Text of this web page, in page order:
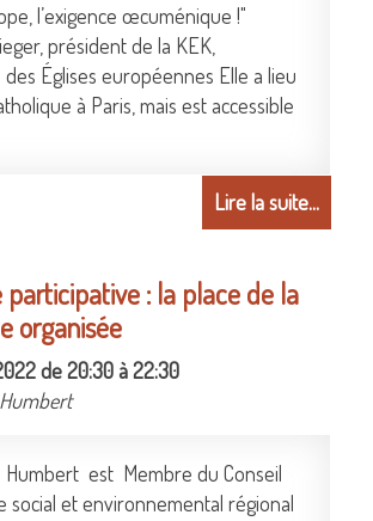
l’exigence œcuménique !"
président de la KEK,
Églises européennes Elle a lieu
à Paris, mais est accessible
Lire la suite...
participative : la place de la
organisée
de 20:30 à 22:30
Humbert est Membre du Conseil
social et environnemental régional